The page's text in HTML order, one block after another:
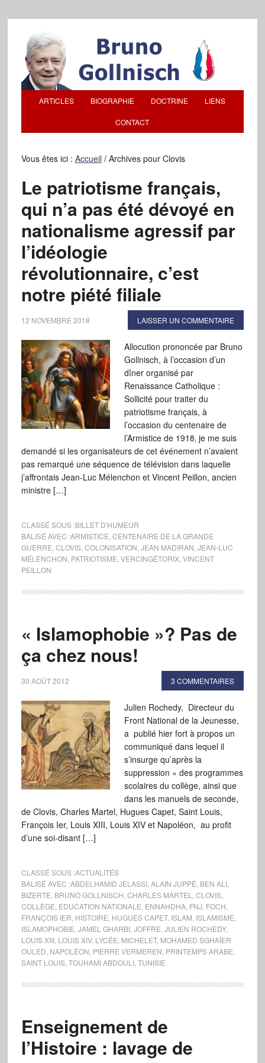
ARTICLES BIOGRAPHIE DOCTRINE LIENS
CONTACT
Vous êtes ici : Accueil /Archives pour Clovis
Le patriotisme français,
qui n’a pas été dévoyé en
nationalisme agressif par
l’idéologie
révolutionnaire, c’est
notre piété filiale
12 NOVEMBRE 2018 LAISSER UN COMMENTAIRE
Allocution prononcée par Bruno
Gollnisch, à l’occasion d’un
dîner organisé par
Renaissance Catholique :
Sollicité pour traiter du
patriotisme français, à
l’occasion du centenaire de
l’Armistice de 1918‚ je me suis
demandé si les organisateurs de cet événement n’avaient
pas remarqué une séquence de télévision dans laquelle
j’affrontais Jean-Luc Mélenchon et Vincent Peillon, ancien
ministre […]
CLASSÉ SOUS :BILLET D'HUMEUR
BALISÉ AVEC :ARMISTICE CENTENAIRE DE LA GRANDE
GUERRE CLOVIS, COLONISATION JEAN MADIRAN JEAN-LUC
MÉLENCHON PATRIOTISME VERCINGÉTORIX, VINCENT
PEILLON
« Islamophobie »? Pas de
ça chez nous!
30 AOÛT 2012 3 COMMENTAIRES
Julien Rochedy, Directeur du
Front National de la Jeunesse,
a publié hier fort à propos un
communiqué dans lequel il
s’insurge qu’après la
suppression « des programmes
scolaires du collège, ainsi que
dans les manuels de seconde,
de Clovis, Charles Martel, Hugues Capet, Saint Louis,
François Ier, Louis XIII, Louis XIV et Napoléon, au profit
d’une soi-disant […]
CLASSÉ SOUS :ACTUALITÉS
BALISÉ AVEC :ABDELHAMID JELASSI, ALAIN JUPPÉ BEN ALI,
BIZERTE BRUNO GOLLNISCH CHARLES MARTEL CLOVIS,
COLLÈGE EDUCATION NATIONALE ENNAHDHA, FNJ FOCH
FRANÇOIS IER HISTOIRE HUGUES CAPET, ISLAM ISLAMISME
ISLAMOPHOBIE JAMEL GHARBI, JOFFRE JULIEN ROCHEDY,
LOUIS XIII, LOUIS XIV, LYCÉE MICHELET, MOHAMED SGHAÏER
OULED NAPOLÉON PIERRE VERMEREN PRINTEMPS ARABE
SAINT LOUIS, TOUHAMI ABDOULI, TUNISIE
Enseignement de
l’Histoire : lavage de